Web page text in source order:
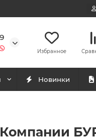
Избранное
Новинки
Компании